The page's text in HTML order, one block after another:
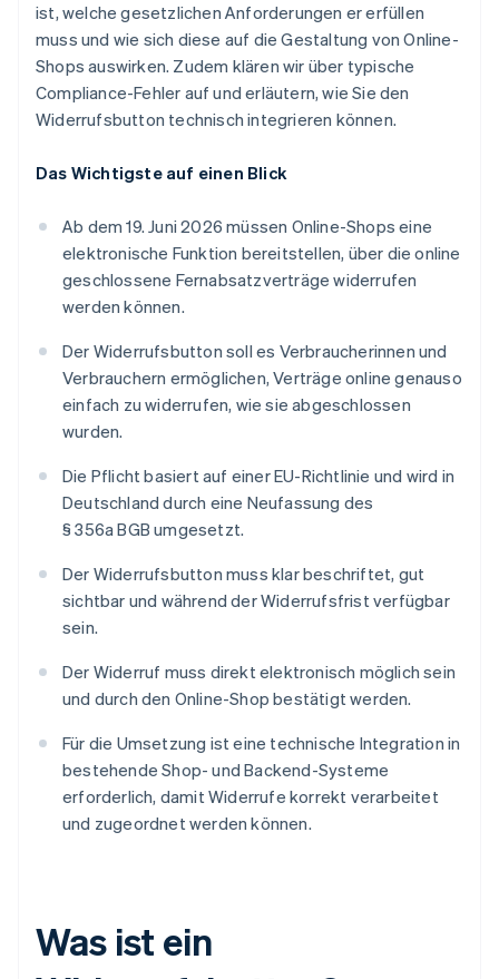
ist, welche gesetzlichen Anforderungen er erfüllen
muss und wie sich diese auf die Gestaltung von Online-
Shops auswirken. Zudem klären wir über typische
Compliance-Fehler auf und erläutern, wie Sie den
Widerrufsbutton technisch integrieren können.
Das Wichtigste auf einen Blick
Ab dem 19. Juni 2026 müssen Online-Shops eine
elektronische Funktion bereitstellen, über die online
geschlossene Fernabsatzverträge widerrufen
werden können.
Der Widerrufsbutton soll es Verbraucherinnen und
Verbrauchern ermöglichen, Verträge online genauso
einfach zu widerrufen, wie sie abgeschlossen
wurden.
Die Pflicht basiert auf einer EU-Richtlinie und wird in
Deutschland durch eine Neufassung des
§ 356a BGB umgesetzt.
Der Widerrufsbutton muss klar beschriftet, gut
sichtbar und während der Widerrufsfrist verfügbar
sein.
Der Widerruf muss direkt elektronisch möglich sein
und durch den Online-Shop bestätigt werden.
Für die Umsetzung ist eine technische Integration in
bestehende Shop- und Backend-Systeme
erforderlich, damit Widerrufe korrekt verarbeitet
und zugeordnet werden können.
Was ist ein